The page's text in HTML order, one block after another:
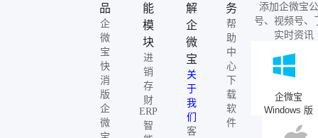
品
企
微
宝
快
消
版
企
微
能
模
块
进
销
存
财
ERP
智
解
企
微
宝
关
于
我
们
客
务
帮
助
中
心
下
载
软
件
添加企微宝
号、视频号、
实时资讯
企微宝
Windows 版